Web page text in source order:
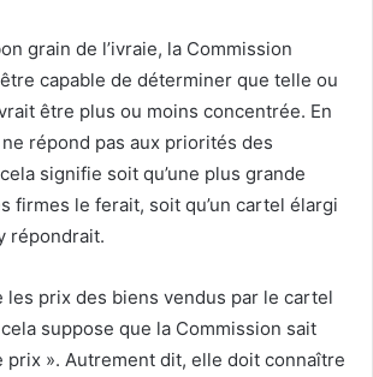
grain de l’ivraie, la Commission
capable de déterminer que telle ou
être plus ou moins concentrée. En
répond pas aux priorités des
signifie soit qu’une plus grande
firmes le ferait, soit qu’un cartel élargi
répondrait.
les prix des biens vendus par le cartel
suppose que la Commission sait
prix ». Autrement dit, elle doit connaître